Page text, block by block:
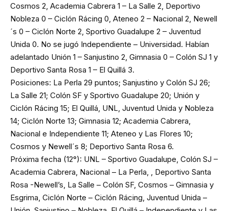
Cosmos 2, Academia Cabrera 1 – La Salle 2, Deportivo
Nobleza 0 – Ciclón Rácing 0, Ateneo 2 – Nacional 2, Newell
´s 0 – Ciclón Norte 2, Sportivo Guadalupe 2 – Juventud
Unida 0. No se jugó Independiente – Universidad. Habían
adelantado Unión 1 – Sanjustino 2, Gimnasia 0 – Colón SJ 1 y
Deportivo Santa Rosa 1 – El Quillá 3.
Posiciones: La Perla 29 puntos; Sanjustino y Colón SJ 26;
La Salle 21; Colón SF y Sportivo Guadalupe 20; Unión y
Ciclón Rácing 15; El Quillá, UNL, Juventud Unida y Nobleza
14; Ciclón Norte 13; Gimnasia 12; Academia Cabrera,
Nacional e Independiente 11; Ateneo y Las Flores 10;
Cosmos y Newell´s 8; Deportivo Santa Rosa 6.
Próxima fecha (12°): UNL – Sportivo Guadalupe, Colón SJ –
Academia Cabrera, Nacional – La Perla, , Deportivo Santa
Rosa -Newell’s, La Salle – Colón SF, Cosmos – Gimnasia y
Esgrima, Ciclón Norte – Ciclón Rácing, Juventud Unida –